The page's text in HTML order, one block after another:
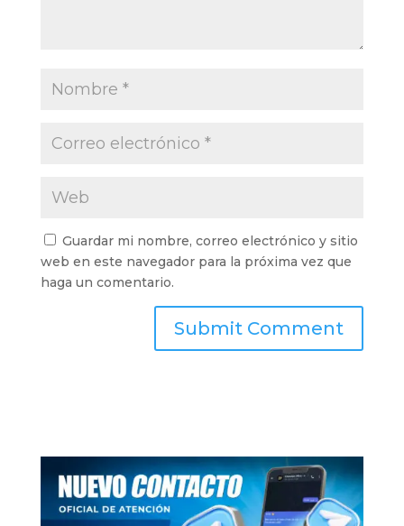
Guardar mi nombre, correo electrónico y sitio
web en este navegador para la próxima vez que
haga un comentario.